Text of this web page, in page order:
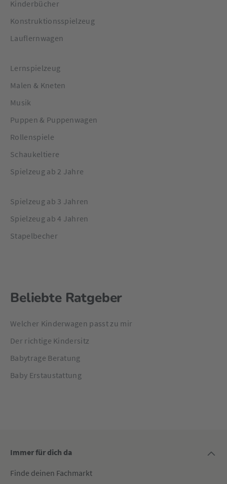
Kinderbücher
Konstruktionsspielzeug
Lauflernwagen
Lernspielzeug
Malen & Kneten
Musik
Puppen & Puppenwagen
Rollenspiele
Schaukeltiere
Spielzeug ab 2 Jahre
Spielzeug ab 3 Jahren
Spielzeug ab 4 Jahren
Stapelbecher
Beliebte Ratgeber
Welcher Kinderwagen passt zu mir
Der richtige Kindersitz
Babytrage Beratung
Baby Erstaustattung
Immer für dich da
Finde deinen Fachmarkt